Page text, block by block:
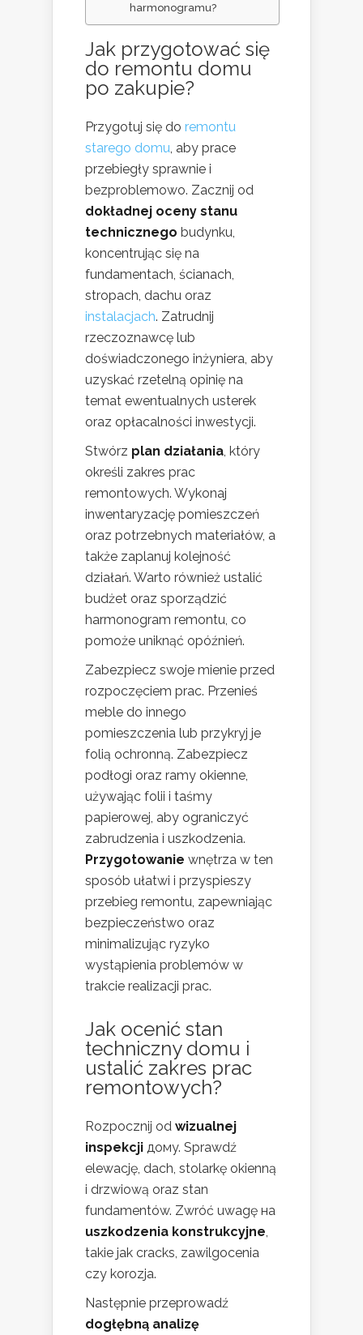
harmonogramu?
Jak przygotować się
do remontu domu
po zakupie?
Przygotuj się do remontu
starego domu , aby prace
przebiegły sprawnie i
bezproblemowo. Zacznij od
dokładnej oceny stanu
technicznego budynku,
koncentrując się na
fundamentach, ścianach,
stropach, dachu oraz
instalacjach. Zatrudnij
rzeczoznawcę lub
doświadczonego inżyniera, aby
uzyskać rzetelną opinię na
temat ewentualnych usterek
oraz opłacalności inwestycji.
Stwórz plan działania , który
określi zakres prac
remontowych. Wykonaj
inwentaryzację pomieszczeń
oraz potrzebnych materiałów, a
także zaplanuj kolejność
działań. Warto również ustalić
budżet oraz sporządzić
harmonogram remontu, co
pomoże uniknąć opóźnień.
Zabezpiecz swoje mienie przed
rozpoczęciem prac. Przenieś
meble do innego
pomieszczenia lub przykryj je
folią ochronną. Zabezpiecz
podłogi oraz ramy okienne,
używając folii i taśmy
papierowej, aby ograniczyć
zabrudzenia i uszkodzenia.
Przygotowanie wnętrza w ten
sposób ułatwi i przyspieszy
przebieg remontu, zapewniając
bezpieczeństwo oraz
minimalizując ryzyko
wystąpienia problemów w
trakcie realizacji prac.
Jak ocenić stan
techniczny domu i
ustalić zakres prac
remontowych?
Rozpocznij od wizualnej
inspekcji домy. Sprawdź
elewację, dach, stolarkę okienną
i drzwiową oraz stan
fundamentów. Zwróć uwagę на
uszkodzenia konstrukcyjne
takie jak cracks, zawilgocenia
czy korozja.
Następnie przeprowadź
dogłębną analizę